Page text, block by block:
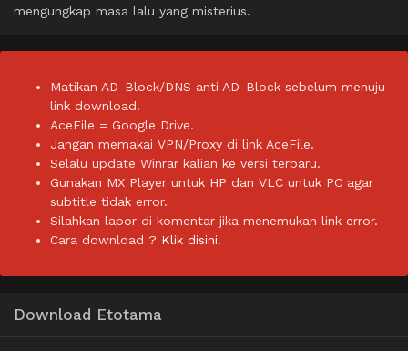
mengungkap masa lalu yang misterius.
Matikan AD-Block/DNS anti AD-Block sebelum menuju
link download.
AceFile = Google Drive.
Jangan memakai VPN/Proxy di link AceFile.
Selalu update Winrar kalian ke versi terbaru.
Gunakan MX Player untuk HP dan VLC untuk PC agar
subtitle tidak error.
Silahkan lapor di komentar jika menemukan link error.
Cara download ? Klik disini.
Download Etotama